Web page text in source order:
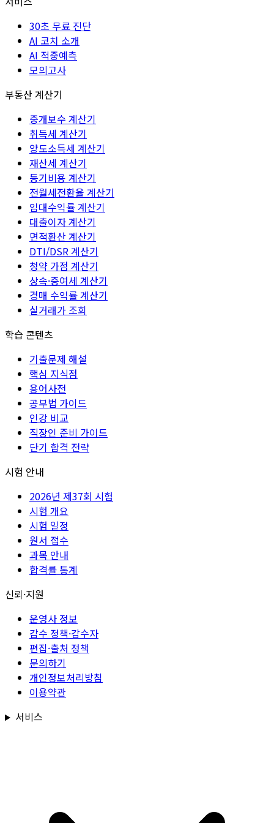
30초 무료 진단
AI 코치 소개
AI 적중예측
모의고사
부동산 계산기
중개보수 계산기
취득세 계산기
양도소득세 계산기
재산세 계산기
등기비용 계산기
전월세전환율 계산기
임대수익률 계산기
대출이자 계산기
면적환산 계산기
DTI/DSR 계산기
청약 가점 계산기
상속·증여세 계산기
경매 수익률 계산기
실거래가 조회
학습 콘텐츠
기출문제 해설
핵심 지식점
용어사전
공부법 가이드
인강 비교
직장인 준비 가이드
단기 합격 전략
시험 안내
2026년 제37회 시험
시험 개요
시험 일정
원서 접수
과목 안내
합격률 통계
신뢰·지원
운영사 정보
감수 정책·감수자
편집·출처 정책
문의하기
개인정보처리방침
이용약관
서비스